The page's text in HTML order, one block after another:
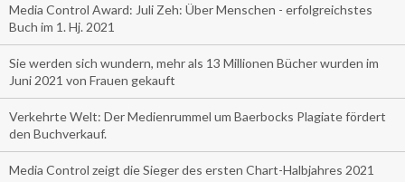
Media Control Award: Juli Zeh: Über Menschen - erfolgreichstes
Buch im 1. Hj. 2021
Sie werden sich wundern, mehr als 13 Millionen Bücher wurden im
Juni 2021 von Frauen gekauft
Verkehrte Welt: Der Medienrummel um Baerbocks Plagiate fördert
den Buchverkauf.
Media Control zeigt die Sieger des ersten Chart-Halbjahres 2021